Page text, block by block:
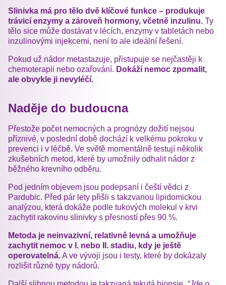
Slinivka má pro tělo dvě klíčové funkce – produkuje
trávicí enzymy a zároveň hormony, včetně inzulinu. Ty
tělo sice může dostávat v lécích, enzymy v tabletách nebo
inzulinovými injekcemi, není to ale ideální řešení.
Pokud už nádor metastazuje, přistupuje se nejčastěji k
chemoterapii nebo ozařování. Dokáží nemoc zpomalit,
ale obvykle ji nevyléčí.
Naděje do budoucna
Přestože počet nemocných a prognózy dožití nejsou
příznivé, v poslední době dochází k velkému pokroku v
prevenci i v léčbě. Ve světě momentálně testují několik
zkušebních metod, které by umožnily odhalit nádor z
běžného krevního odběru.
Pod jedním objevem jsou podepsaní i čeští vědci z
Pardubic. Před pár lety přišli s takzvanou lipidomickou
analýzou, která dokáže podle tukových molekul v krvi
zachytit rakovinu slinivky s přesností přes 90 %.
Metoda je neinvazivní, relativně levná a umožňuje
zachytit nemoc v I. nebo II. stadiu, kdy je ještě
operovatelná.A ve vývoji jsou i testy, které by dokázaly
rozlišit různé typy nádorů.